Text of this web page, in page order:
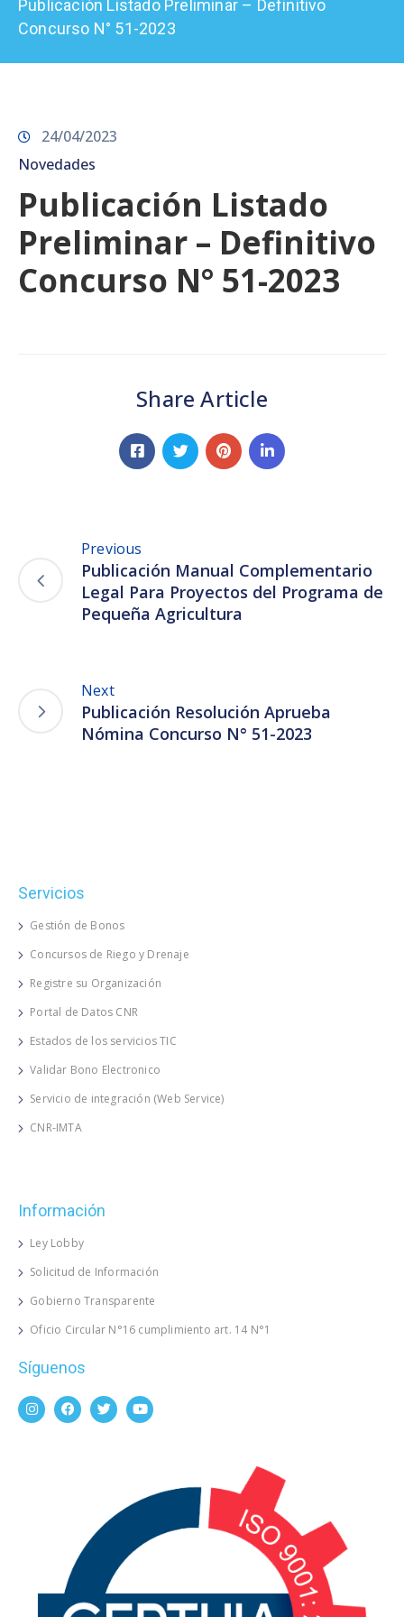
Prensa
Publicación Listado Preliminar – Definitivo
Concurso N° 51-2023
24/04/2023
Novedades
Publicación Listado
Preliminar – Definitivo
Concurso N° 51-2023
Share Article
Previous
Publicación Manual Complementario
Legal Para Proyectos del Programa de
Pequeña Agricultura
Next
Publicación Resolución Aprueba
Nómina Concurso N° 51-2023
Servicios
Gestión de Bonos
Concursos de Riego y Drenaje
Registre su Organización
Portal de Datos CNR
Estados de los servicios TIC
Validar Bono Electronico
Servicio de integración (Web Service)
CNR-IMTA
Información
Ley Lobby
Solicitud de Información
Gobierno Transparente
Oficio Circular N°16 cumplimiento art. 14 N°1
Síguenos